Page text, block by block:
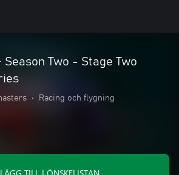
Season Two - Stage Two
• Racing och flygning